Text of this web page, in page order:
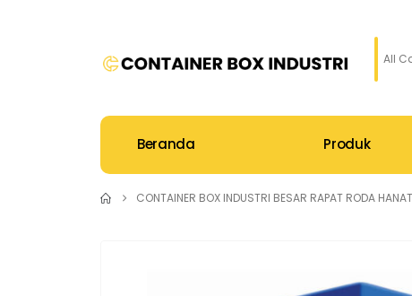
All
Beranda Produk
CONTAINER BOX INDUSTRI BESAR RAPAT RODA